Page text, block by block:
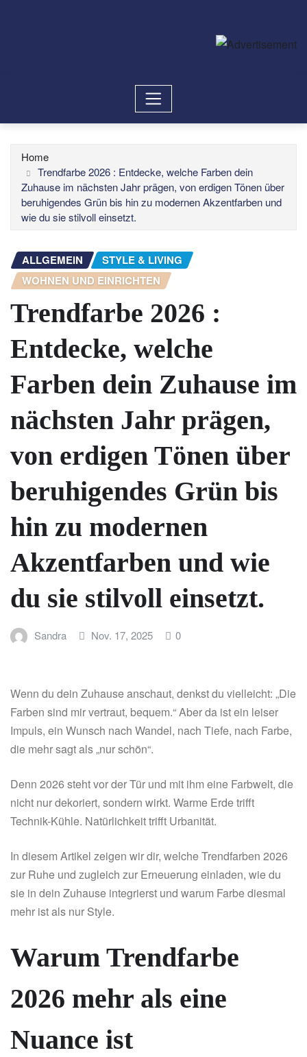
Home
Trendfarbe 2026 : Entdecke, welche Farben dein
Zuhause im nächsten Jahr prägen, von erdigen Tönen über
beruhigendes Grün bis hin zu modernen Akzentfarben und
wie du sie stilvoll einsetzt.
ALLGEMEIN
STYLE & LIVING
WOHNEN UND EINRICHTEN
Trendfarbe 2026 :
Entdecke, welche
Farben dein Zuhause im
nächsten Jahr prägen,
von erdigen Tönen über
beruhigendes Grün bis
hin zu modernen
Akzentfarben und wie
du sie stilvoll einsetzt.
Sandra Nov. 17, 2025 0
Wenn du dein Zuhause anschaut, denkst du vielleicht: „Die
Farben sind mir vertraut, bequem.“ Aber da ist ein leiser
Impuls, ein Wunsch nach Wandel, nach Tiefe, nach Farbe,
die mehr sagt als „nur schön“.
Denn 2026 steht vor der Tür und mit ihm eine Farbwelt, die
nicht nur dekoriert, sondern wirkt. Warme Erde trifft
Technik-Kühle. Natürlichkeit trifft Urbanität.
In diesem Artikel zeigen wir dir, welche Trendfarben 2026
zur Ruhe und zugleich zur Erneuerung einladen, wie du
sie in dein Zuhause integrierst und warum Farbe diesmal
mehr ist als nur Style.
Warum Trendfarbe
2026 mehr als eine
Nuance ist